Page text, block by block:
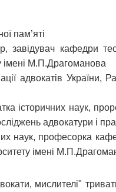
пам’яті
кафедри
імені М.П.Драгоманова
адвокатів України,
історичних наук,
адвокатури і
наук, професорка
імені
мислителі"